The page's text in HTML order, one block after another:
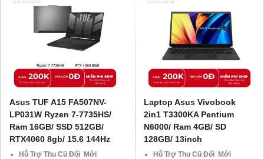
Asus TUF A15 FA507NV-
LP031W Ryzen 7-7735HS/
Ram 16GB/ SSD 512GB/
RTX4060 8gb/ 15.6 144Hz
Hỗ Trợ Thu Cũ Đổi Mới
Laptop Asus Vivobook
2in1 T3300KA Pentium
N6000/ Ram 4GB/ SD
128GB/ 13inch
Hỗ Trợ Thu Cũ Đổi Mới